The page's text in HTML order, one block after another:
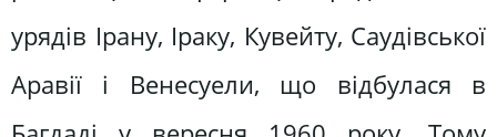
урядів Ірану, Іраку, Кувейту, Саудівської
Аравії і Венесуели, що відбулася в